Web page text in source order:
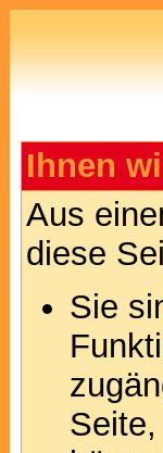
Ihnen
Aus
diese
Sie